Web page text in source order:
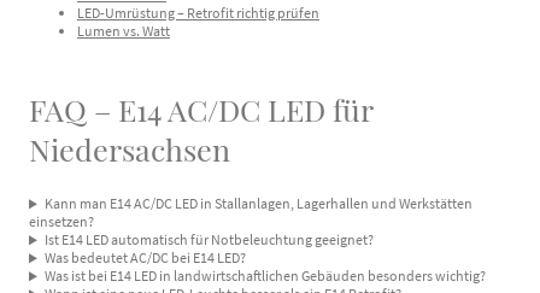
LED-Umrüstung – Retrofit richtig prüfen
Lumen vs. Watt
FAQ – E14 AC/DC LED für
Niedersachsen
Kann man E14 AC/DC LED in Stallanlagen, Lagerhallen und Werkstätten
einsetzen?
Ist E14 LED automatisch für Notbeleuchtung geeignet?
Was bedeutet AC/DC bei E14 LED?
Was ist bei E14 LED in landwirtschaftlichen Gebäuden besonders wichtig?